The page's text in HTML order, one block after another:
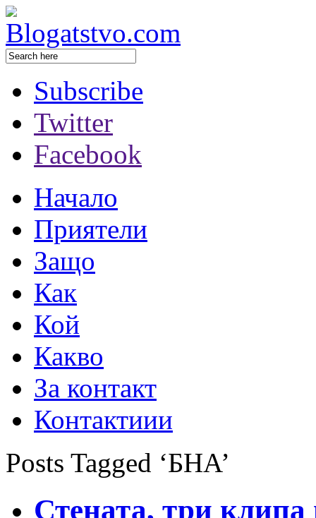
Subscribe
Twitter
Facebook
Начало
Приятели
Защо
Как
Кой
Какво
За контакт
Контактиии
Posts Tagged ‘БНА’
Стената, три